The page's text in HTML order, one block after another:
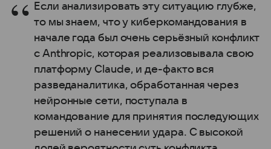
Если анализировать эту ситуацию глубже,
то мы знаем, что у киберкомандования в
начале года был очень серьёзный конфликт
с Anthropic, которая реализовывала свою
платформу Claude, и де-факто вся
разведаналитика, обработанная через
нейронные сети, поступала в
командование для принятия последующих
решений о нанесении удара. С высокой